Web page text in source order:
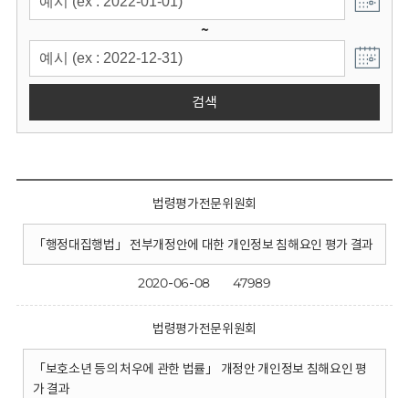
~
검색
법령평가전문위원회
「행정대집행법」 전부개정안에 대한 개인정보 침해요인 평가 결과
2020-06-08 47989
법령평가전문위원회
「보호소년 등의 처우에 관한 법률」 개정안 개인정보 침해요인 평
가 결과